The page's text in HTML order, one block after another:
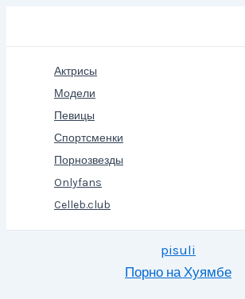
Актрисы
Модели
Певицы
Спортсменки
Порнозвезды
Onlyfans
Celleb.club
pisuli
Порно на Хуямбе